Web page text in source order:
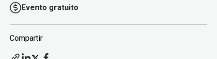
Evento gratuito
Compartir